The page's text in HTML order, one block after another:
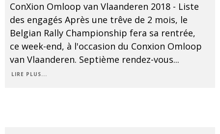
ConXion Omloop van Vlaanderen 2018 - Liste
des engagés Après une trêve de 2 mois, le
Belgian Rally Championship fera sa rentrée,
ce week-end, à l'occasion du Conxion Omloop
van Vlaanderen. Septième rendez-vous...
LIRE PLUS...